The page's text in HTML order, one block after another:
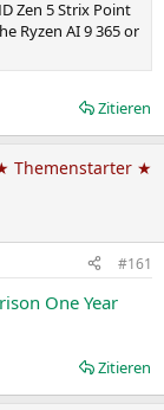
Zen 5 Strix Point
Ryzen AI 9 365 or
Zitieren
Themenstarter ★
#161
One Year
Zitieren